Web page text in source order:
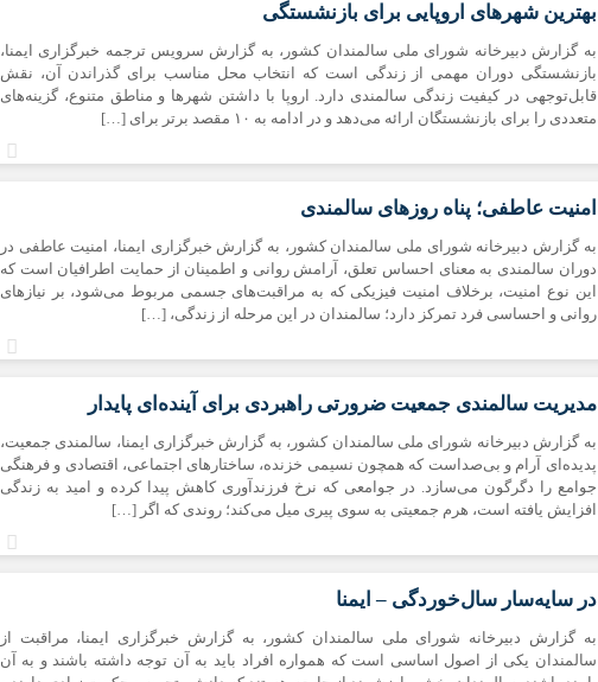
بهترین شهرهای اروپایی برای بازنشستگی
به گزارش دبیرخانه شورای ملی سالمندان کشور، به گزارش سرویس ترجمه خبرگزاری ایمنا،
بازنشستگی دوران مهمی از زندگی است که انتخاب محل مناسب برای گذراندن آن، نقش
قابل‌توجهی در کیفیت زندگی سالمندی دارد. اروپا با داشتن شهرها و مناطق متنوع، گزینه‌های
متعددی را برای بازنشستگان ارائه می‌دهد و در ادامه به ۱۰ مقصد برتر برای […]
امنیت عاطفی؛ پناه روزهای سالمندی
به گزارش دبیرخانه شورای ملی سالمندان کشور، به گزارش خبرگزاری ایمنا، امنیت عاطفی در
دوران سالمندی به معنای احساس تعلق، آرامش روانی و اطمینان از حمایت اطرافیان است که
این نوع امنیت، برخلاف امنیت فیزیکی که به مراقبت‌های جسمی مربوط می‌شود، بر نیازهای
روانی و احساسی فرد تمرکز دارد؛ سالمندان در این مرحله از زندگی، […]
مدیریت سالمندی جمعیت ضرورتی راهبردی برای آینده‌ای پایدار
به گزارش دبیرخانه شورای ملی سالمندان کشور، به گزارش خبرگزاری ایمنا، سالمندی جمعیت،
پدیده‌ای آرام و بی‌صداست که همچون نسیمی خزنده، ساختارهای اجتماعی، اقتصادی و فرهنگی
جوامع را دگرگون می‌سازد. در جوامعی که نرخ فرزندآوری کاهش پیدا کرده و امید به زندگی
افزایش یافته است، هرم جمعیتی به سوی پیری میل می‌کند؛ روندی که اگر […]
در سایه‌سار سال‌خوردگی – ایمنا
به گزارش دبیرخانه شورای ملی سالمندان کشور، به گزارش خبرگزاری ایمنا، مراقبت از
سالمندان یکی از اصول اساسی است که همواره افراد باید به آن توجه داشته باشند و به آن